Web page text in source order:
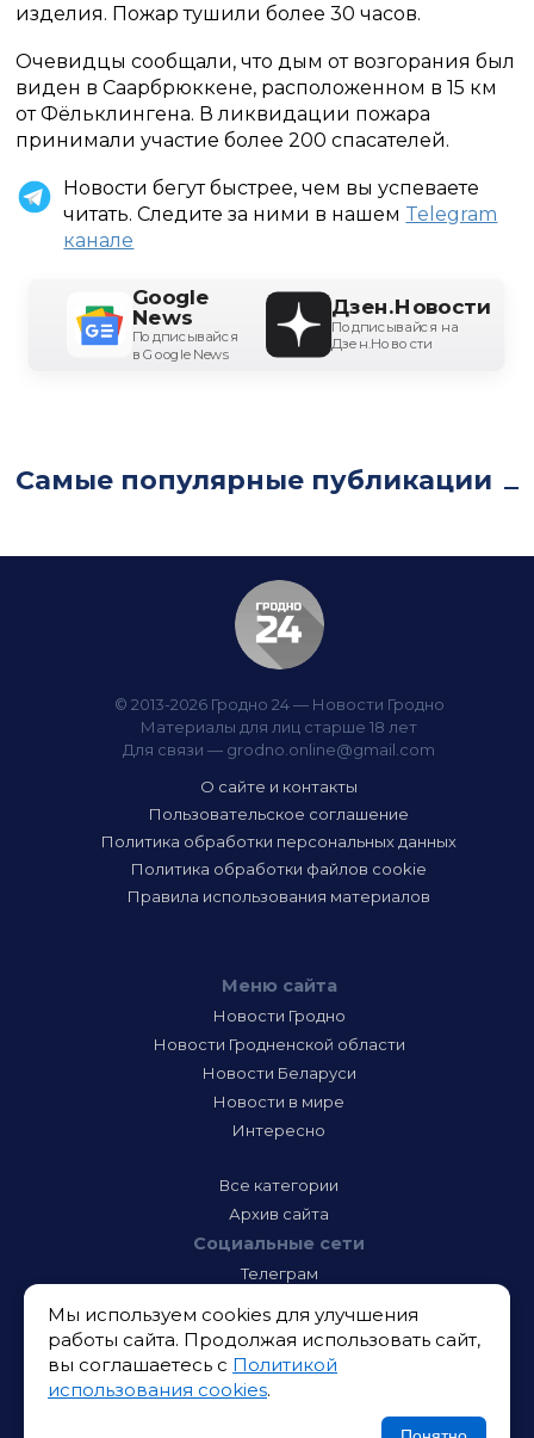
изделия. Пожар тушили более 30 часов.
Очевидцы сообщали, что дым от возгорания был
виден в Саарбрюккене, расположенном в 15 км
от Фёльклингена. В ликвидации пожара
принимали участие более 200 спасателей.
Новости бегут быстрее, чем вы успеваете
читать. Следите за ними в нашем Telegram
канале
Google
News
Подписывайся
в Google News
Дзен.Новости
Подписывайся на
Дзен.Новости
Самые популярные публикации
© 2013-2026 Гродно 24 — Новости Гродно
Материалы для лиц старше 18 лет
Для связи — grodno.online@gmail.com
О сайте и контакты
Пользовательское соглашение
Политика обработки персональных данных
Политика обработки файлов cookie
Правила использования материалов
Меню сайта
Новости Гродно
Новости Гродненской области
Новости Беларуси
Новости в мире
Интересно
Все категории
Архив сайта
Социальные сети
Телеграм
Инстаграм
Тик-Ток
Одноклассники
ВК
Мы используем cookies для улучшения
работы сайта. Продолжая использовать сайт,
вы соглашаетесь с Политикой
использования cookies.